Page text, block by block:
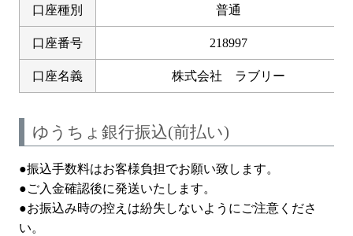
口座種別 普通
口座番号 218997
口座名義 株式会社 ラブリー
ゆうちょ銀行振込(前払い)
●振込手数料はお客様負担でお願い致します。
●ご入金確認後に発送いたします。
●お振込み時の控えは紛失しないようにご注意くださ
い。